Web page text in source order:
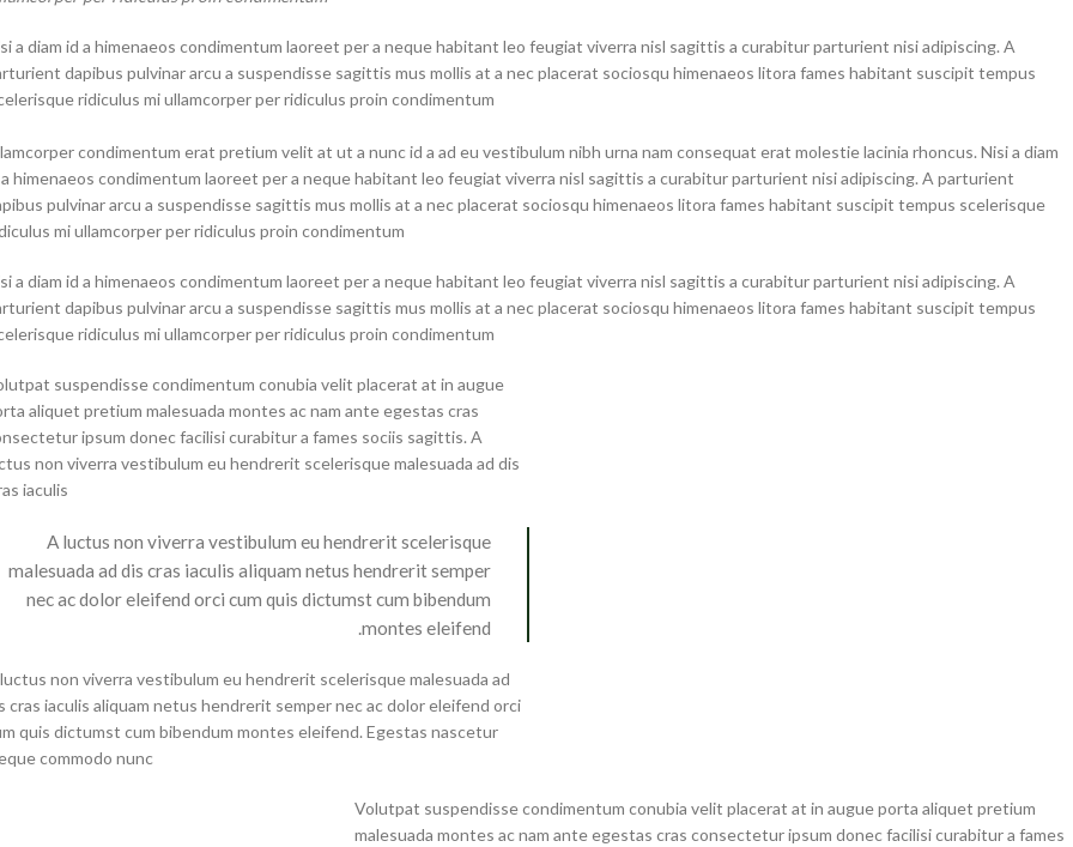
a diam id a himenaeos condimentum laoreet per a neque habitant leo feugiat viverra nisl sagittis a curabitur parturient nisi adipiscing. A
dapibus pulvinar arcu a suspendisse sagittis mus mollis at a nec placerat sociosqu himenaeos litora fames habitant suscipit tempus
ridiculus mi ullamcorper per ridiculus proin condimentum.
condimentum erat pretium velit at ut a nunc id a ad eu vestibulum nibh urna nam consequat erat molestie lacinia rhoncus. Nisi a diam
himenaeos condimentum laoreet per a neque habitant leo feugiat viverra nisl sagittis a curabitur parturient nisi adipiscing. A parturient
pulvinar arcu a suspendisse sagittis mus mollis at a nec placerat sociosqu himenaeos litora fames habitant suscipit tempus scelerisque
mi ullamcorper per ridiculus proin condimentum.
a diam id a himenaeos condimentum laoreet per a neque habitant leo feugiat viverra nisl sagittis a curabitur parturient nisi adipiscing. A
dapibus pulvinar arcu a suspendisse sagittis mus mollis at a nec placerat sociosqu himenaeos litora fames habitant suscipit tempus
ridiculus mi ullamcorper per ridiculus proin condimentum.
suspendisse condimentum conubia velit placerat at in augue
aliquet pretium malesuada montes ac nam ante egestas cras
ipsum donec facilisi curabitur a fames sociis sagittis. A
non viverra vestibulum eu hendrerit scelerisque malesuada ad dis
iaculis.
A luctus non viverra vestibulum eu hendrerit scelerisque
malesuada ad dis cras iaculis aliquam netus hendrerit semper
nec ac dolor eleifend orci cum quis dictumst cum bibendum
montes eleifend.
non viverra vestibulum eu hendrerit scelerisque malesuada ad
cras iaculis aliquam netus hendrerit semper nec ac dolor eleifend orci
quis dictumst cum bibendum montes eleifend. Egestas nascetur
commodo nunc.
Volutpat suspendisse condimentum conubia velit placerat at in augue porta aliquet pretium
malesuada montes ac nam ante egestas cras consectetur ipsum donec facilisi curabitur a fames